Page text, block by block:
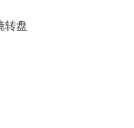
转盘